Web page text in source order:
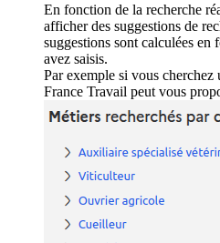
En fonction de la recherche
afficher des suggestions de
suggestions sont calculées en
avez saisis.
Par exemple si vous
France Travail peut vous